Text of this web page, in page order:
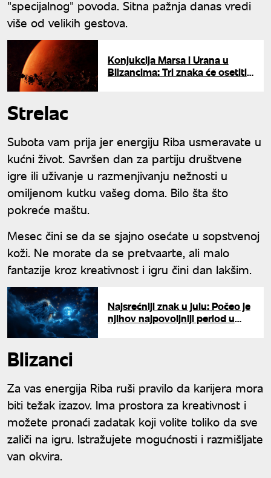
"specijalnog" povoda. Sitna pažnja danas vredi
više od velikih gestova.
Konjukcija Marsa i Urana u
Blizancima: Tri znaka će osetiti
Strelac
Subota vam prija jer energiju Riba usmeravate u
kućni život. Savršen dan za partiju društvene
igre ili uživanje u razmenjivanju nežnosti u
omiljenom kutku vašeg doma. Bilo šta što
pokreće maštu.
Mesec čini se da se sjajno osećate u sopstvenoj
koži. Ne morate da se pretvaarte, ali malo
fantazije kroz kreativnost i igru čini dan lakšim.
Najsrećniji znak u julu: Počeo je
njihov najpovoljniji period u
Blizanci
Za vas energija Riba ruši pravilo da karijera mora
biti težak izazov. Ima prostora za kreativnost i
možete pronaći zadatak koji volite toliko da sve
zaliči na igru. Istražujete mogućnosti i razmišljate
van okvira.